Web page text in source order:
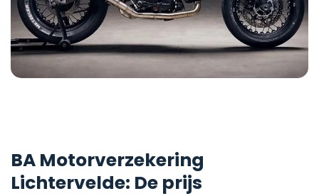
BA Motorverzekering
Lichtervelde: De prijs